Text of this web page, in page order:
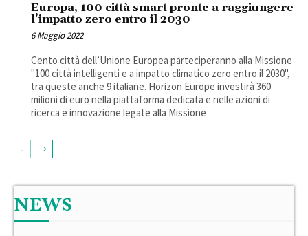
Europa, 100 città smart pronte a raggiungere
l’impatto zero entro il 2030
6 Maggio 2022
Cento città dell’Unione Europea parteciperanno alla Missione
"100 città intelligenti e a impatto climatico zero entro il 2030",
tra queste anche 9 italiane. Horizon Europe investirà 360
milioni di euro nella piattaforma dedicata e nelle azioni di
ricerca e innovazione legate alla Missione
NEWS